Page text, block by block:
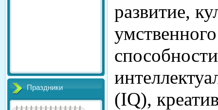
Праздники
развитие,
(IQ),